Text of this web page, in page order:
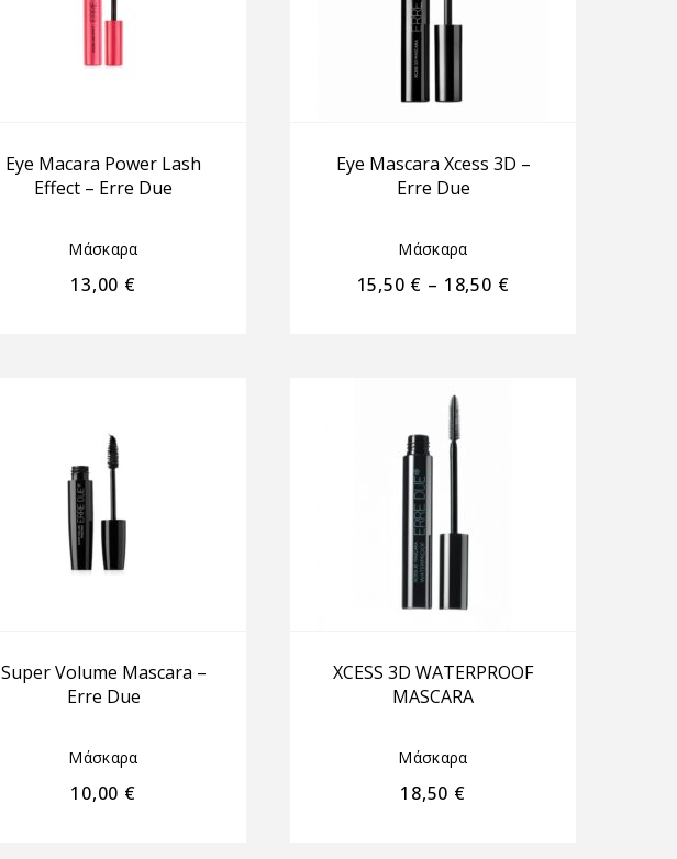
Eye Macara Power Lash
Effect – Erre Due
Μάσκαρα
13,00 €
Eye Mascara Xcess 3D –
Erre Due
Μάσκαρα
15,50 € – 18,50 €
Super Volume Mascara –
Erre Due
Μάσκαρα
10,00 €
XCESS 3D WATERPROOF
MASCARA
Μάσκαρα
18,50 €